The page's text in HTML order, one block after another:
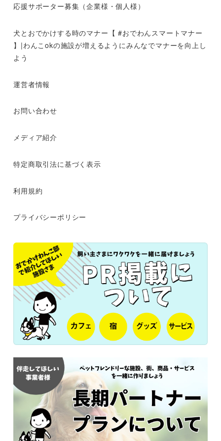
応援サポーター募集（企業様・個人様）
犬とおでかけする時のマナー【 #おでわんスマートマナー
】|わんこokの施設が増えるようにみんなでマナーを向上し
よう
運営者情報
お問い合わせ
メディア紹介
特定商取引法に基づく表示
利用規約
プライバシーポリシー